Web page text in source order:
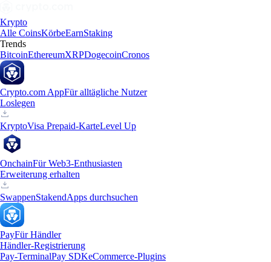
Krypto
Alle CoinsKörbeEarnStaking
Trends
BitcoinEthereumXRPDogecoinCronos
Crypto.com AppFür alltägliche Nutzer
Loslegen
KryptoVisa Prepaid-KarteLevel Up
OnchainFür Web3-Enthusiasten
Erweiterung erhalten
SwappenStakendApps durchsuchen
PayFür Händler
Händler-Registrierung
Pay-TerminalPay SDKeCommerce-Plugins